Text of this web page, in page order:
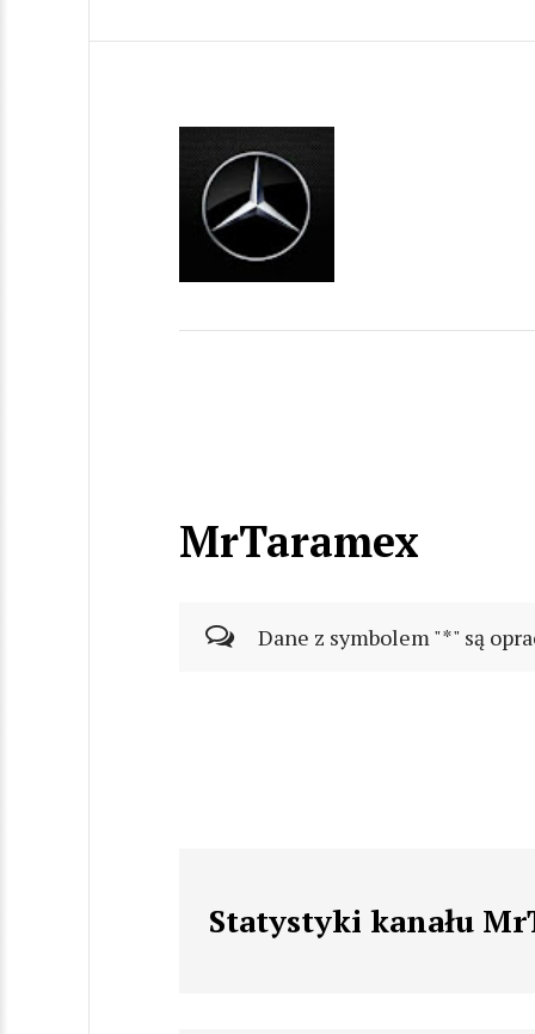
MrTaramex
Dane z symbolem "*" są
Statystyki kanału